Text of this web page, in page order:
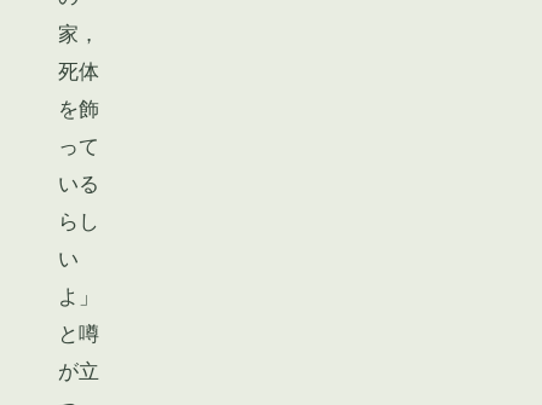
家，
死体
を飾
って
いる
らし
い
よ」
と噂
が立